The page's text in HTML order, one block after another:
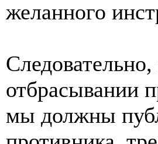
желанного
отбрасывании
мы должны